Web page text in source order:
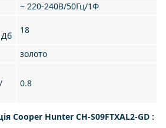
~ 220-240В/50Гц/1Ф
Дб
18
золото
0.8
Cooper Hunter CH-S09FTXAL2-GD :